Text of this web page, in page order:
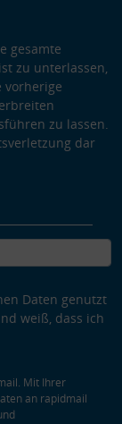
gesamte
zu unterlassen,
vorherige
zu lassen.
dar
Daten genutzt
weiß, dass ich
Mit Ihrer
an rapidmail